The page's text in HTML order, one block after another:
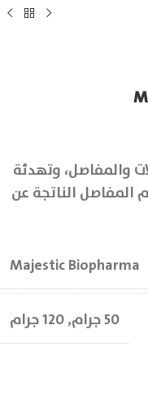
والمفاصل، وتهدئة
المفاصل الناتجة عن
Majestic Biopharma
50 جرام ,120 جرام